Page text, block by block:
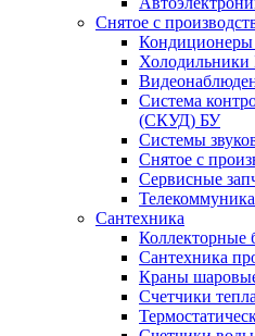
Снятое с
Холодильники
Система
(СКУД) БУ
Системы
Снятое с
Сервисные
Сантехника
Коллекторные
Сантехника
Краны
Счетчики тепла